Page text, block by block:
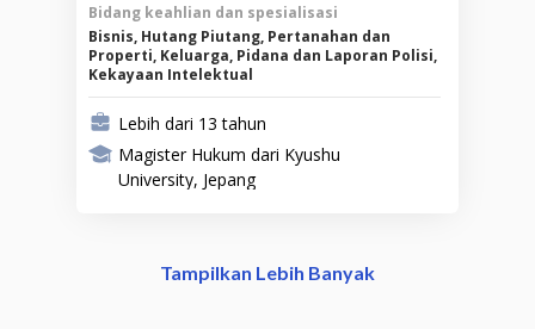
Bidang keahlian dan spesialisasi
Bisnis, Hutang Piutang, Pertanahan dan
Properti, Keluarga, Pidana dan Laporan Polisi,
Kekayaan Intelektual
Lebih dari 13 tahun
Magister Hukum dari Kyushu
University, Jepang
Tampilkan Lebih Banyak